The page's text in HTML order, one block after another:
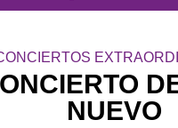
NUEVO